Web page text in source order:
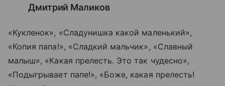
Дмитрий Маликов
«Кукленок», «Сладунишка какой маленький»,
«Копия папа!», «Сладкий мальчик», «Славный
малыш», «Какая прелесть. Это так чудесно»,
«Подыгрывает папе!», «Боже, какая прелесть!